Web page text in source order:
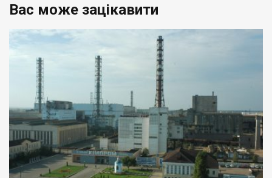
Вас може зацікавити